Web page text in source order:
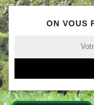
ON VOUS